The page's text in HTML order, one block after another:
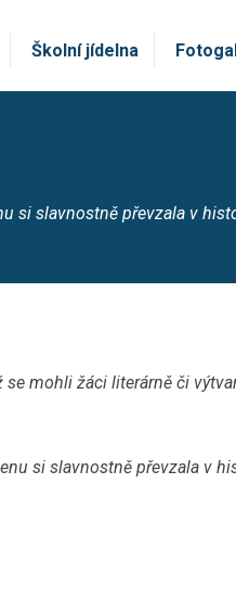
Školní jídelna
si slavnostně převzala v
mohli žáci literárně či
si slavnostně převzala v